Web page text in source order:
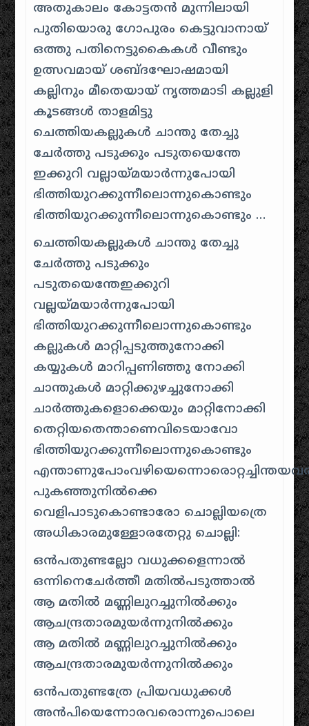
അതുകാലം കോട്ടതന്‍ മുന്നിലായി
പുതിയൊരു ഗോപുരം കെട്ടുവാനായ്
ഒത്തു പതിനെട്ടുകൈകള്‍ വീണ്ടും
ഉത്സവമായ് ശബ്ദഘോഷമായി
കല്ലിനും മീതെയായ് നൃത്തമാടി കല്ലുളി
കൂടങ്ങള്‍ താളമിട്ടു
ചെത്തിയകല്ലുകള്‍ ചാന്തു തേച്ചു
ചേര്‍ത്തു പടുക്കും പടുതയെന്തേ
ഇക്കുറി വല്ലായ്മയാര്‍ന്നുപോയി
ഭിത്തിയുറക്കുന്നീലൊന്നുകൊണ്ടും
ഭിത്തിയുറക്കുന്നീലൊന്നുകൊണ്ടും …
ചെത്തിയകല്ലുകള്‍ ചാന്തു തേച്ചു
ചേര്‍ത്തു പടുക്കും
പടുതയെന്തേഇക്കുറി
വല്ലയ്മയാര്‍ന്നുപോയി
ഭിത്തിയുറക്കുന്നീലൊന്നുകൊണ്ടും
കല്ലുകള്‍ മാറ്റിപ്പടുത്തുനോക്കി
കയ്യുകള്‍ മാറിപ്പണിഞ്ഞു നോക്കി
ചാന്തുകള്‍ മാറ്റിക്കുഴച്ചുനോക്കി
ചാര്‍ത്തുകളൊക്കെയും മാറ്റിനോക്കി
തെറ്റിയതെന്താണെവിടെയാവോ
ഭിത്തിയുറക്കുന്നീലൊന്നുകൊണ്ടും
പുകഞ്ഞുനില്‍ക്കെ
വെളിപാടുകൊണ്ടാരോ ചൊല്ലിയത്രെ
അധികാരമുള്ളോരതേറ്റു ചൊല്ലി:
ഒന്‍പതുണ്ടല്ലോ വധുക്കളെന്നാല്‍
ഒന്നിനെചേര്‍ത്തീ മതില്‍പടുത്താൽ
ആ മതില്‍ മണ്ണിലുറച്ചുനില്‍ക്കും
ആചന്ദ്രതാരമുയര്‍ന്നുനില്‍ക്കും
ആ മതില്‍ മണ്ണിലുറച്ചുനില്‍ക്കും
ആചന്ദ്രതാരമുയര്‍ന്നുനില്‍ക്കും
ഒന്‍പതുണ്ടത്രേ പ്രിയവധുക്കള്‍
അന്‍പിയെന്നോരവരൊന്നുപൊലെ